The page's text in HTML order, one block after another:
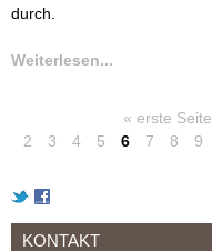
durch.
Weiterlesen...
S
i
« erste Seite
2
3 4 5 6 7 8 9
KONTAKT